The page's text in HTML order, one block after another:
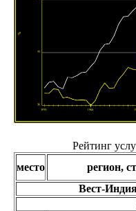
Рейтинг
место
регион,
Вест-